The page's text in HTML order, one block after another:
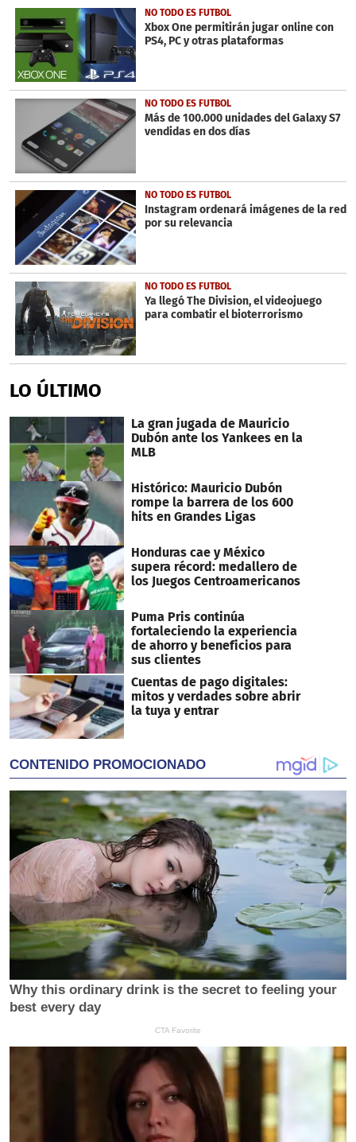
46
seconds
NO TODO ES FUTBOL
Xbox One permitirán jugar online con
PS4, PC y otras plataformas
NO TODO ES FUTBOL
Más de 100.000 unidades del Galaxy S7
vendidas en dos días
NO TODO ES FUTBOL
Instagram ordenará imágenes de la red
por su relevancia
NO TODO ES FUTBOL
Ya llegó The Division, el videojuego
para combatir el bioterrorismo
LO ÚLTIMO
La gran jugada de Mauricio
Dubón ante los Yankees en la
MLB
Histórico: Mauricio Dubón
rompe la barrera de los 600
hits en Grandes Ligas
Honduras cae y México
supera récord: medallero de
los Juegos Centroamericanos
Puma Pris continúa
fortaleciendo la experiencia
de ahorro y beneficios para
sus clientes
Cuentas de pago digitales:
mitos y verdades sobre abrir
la tuya y entrar